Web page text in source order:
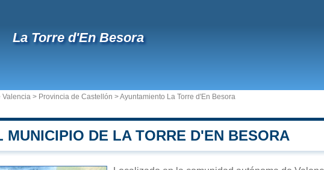
La Torre d'En Besora
Valencia > Provincia de Castellón >Ayuntamiento La Torre d'En Besora
MUNICIPIO DE LA TORRE D'EN BESORA